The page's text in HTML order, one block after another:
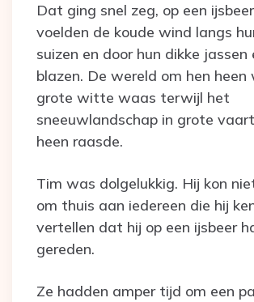
Dat ging snel zeg, op een
voelden de koude wind langs
suizen en door hun dikke jassen
blazen. De wereld om hen heen
grote witte waas terwijl het
sneeuwlandschap in grote
heen raasde.
Tim was dolgelukkig. Hij kon
om thuis aan iedereen die hij
vertellen dat hij op een ijsbeer
gereden.
Ze hadden amper tijd om een